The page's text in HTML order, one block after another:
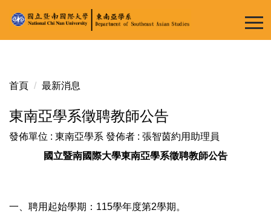
到
主
容
首頁 最新消息
東南亞學系徵聘教師公告
發佈單位 : 東南亞學系 發佈者 : 張智茵約用助理員
國立暨南國際大學東南亞學系徵聘教師公告
一、聘用起始學期：115學年度第2學期。